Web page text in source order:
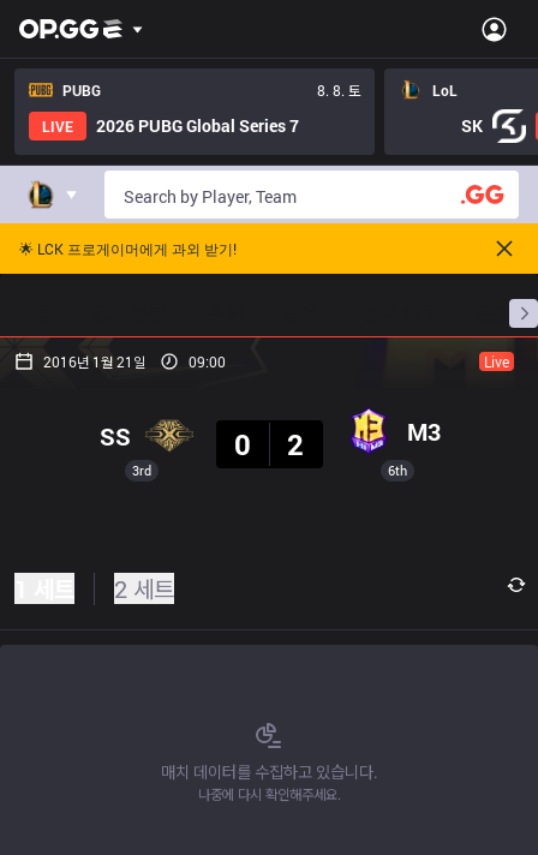
PUBG
8. 8. 토
LIVE
2026 PUBG Global Series 7
LoL
SK
🌟 LCK 프로게이머에게 과외 받기!
프로빌
2016년 1월 21일 09:00 Live
3rd
SS
0
2 M3
6th
2 세트
매치 데이터를 수집하고 있습니다.
나중에 다시 확인해주세요.